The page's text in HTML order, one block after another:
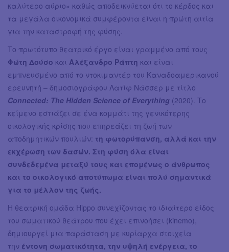
καλύτερο αύριο» καθώς αποδεικνύεται ότι το κέρδος και
τα μεγάλα οικονομικά συμφέροντα είναι η πρώτη αιτία
για την καταστροφή της φύσης.
Το πρωτότυπο θεατρικό έργο είναι γραμμένο από τους
Φώτη Δούσο και Αλέξανδρο Ράπτη και είναι
εμπνευσμένο από το ντοκιμαντέρ του Καναδοαμερικανού
ερευνητή – δημοσιογράφου Λατίφ Νάσσερ με τίτλο
Connected: The Hidden Science of Everything (2020). Το
κείμενο εστιάζει σε ένα κομμάτι της γενικότερης
οικολογικής κρίσης που επηρεάζει τη ζωή των
αποδημητικών πουλιών: τη φωτορύπανση, αλλά και την
εκχέρωση των δασών. Στη φύση όλα είναι
συνδεδεμένα μεταξύ τους και επομένως ο άνθρωπος
και το οικολογικό αποτύπωμα είναι πολύ σημαντικά
για το μέλλον της ζωής.
Η θεατρική ομάδα Hippo συνεχίζοντας το ιδιαίτερο είδος
του σωματικού θεάτρου που έχει επινοήσει (kinemo),
δημιουργεί μια παράσταση με κυρίαρχα στοιχεία
την έντονη σωματικότητα, την υψηλή ενέργεια, το